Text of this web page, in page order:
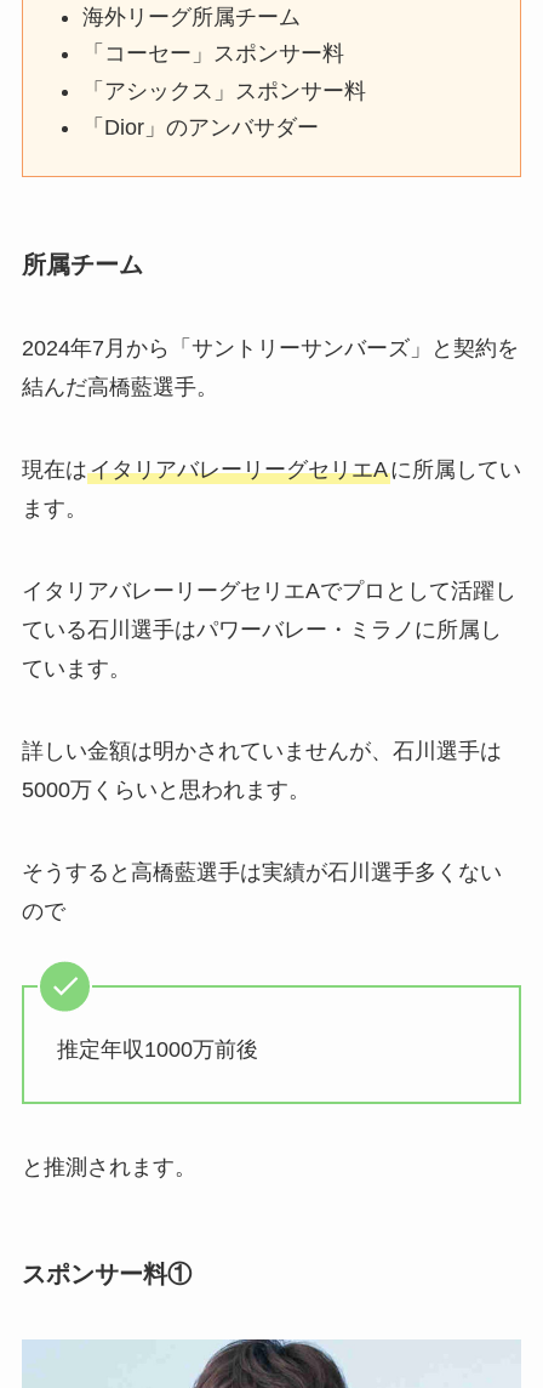
海外リーグ所属チーム
「コーセー」スポンサー料
「アシックス」スポンサー料
「Dior」のアンバサダー
所属チーム
2024年7月から「サントリーサンバーズ」と契約を
結んだ高橋藍選手。
現在はイタリアバレーリーグセリエAに所属してい
ます。
イタリアバレーリーグセリエAでプロとして活躍し
ている石川選手はパワーバレー・ミラノに所属し
ています。
詳しい金額は明かされていませんが、石川選手は
5000万くらいと思われます。
そうすると高橋藍選手は実績が石川選手多くない
ので
推定年収1000万前後
と推測されます。
スポンサー料①